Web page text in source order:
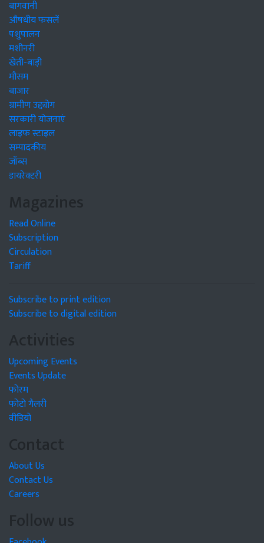
बागवानी
औषधीय फसलें
पशुपालन
मशीनरी
खेती-बाड़ी
मौसम
बाजार
ग्रामीण उद्द्योग
सरकारी योजनाएं
लाइफ स्टाइल
सम्पादकीय
जॉब्स
डायरेक्टरी
Magazines
Read Online
Subscription
Circulation
Tariff
Subscribe to print edition
Subscribe to digital edition
Activities
Upcoming Events
Events Update
फोरम
फोटो गैलरी
वीडियो
Contact
About Us
Contact Us
Careers
Follow us